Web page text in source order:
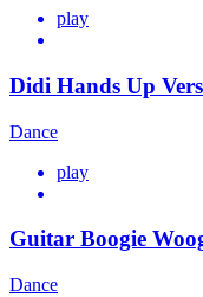
play
Didi Hands Up
Dance
play
Guitar Boogie
Dance